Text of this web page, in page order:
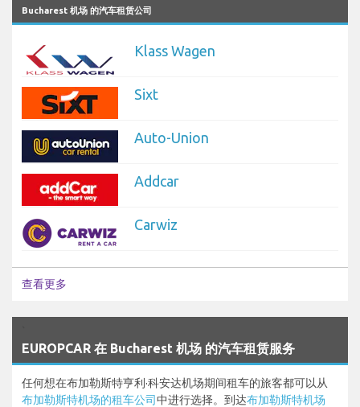
Bucharest 机场 的汽车租赁公司
Klass Wagen
Sixt
Auto-Union
Addcar
Carwiz
查看更多
EUROPCAR 在 Bucharest 机场 的汽车租赁服务
任何想在布加勒斯特亨利·科安达机场期间租车的旅客都可以从
布加勒斯特机场的租车公司中进行选择。到达布加勒斯特机场